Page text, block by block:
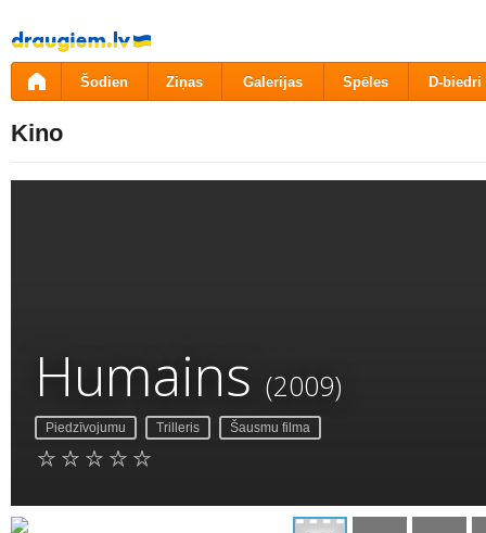
Pāriet
uz
saturu
Šodien Ziņas Galerijas Spēles D-biedri
Kino
Humains (2009)
Piedzīvojumu Trilleris Šausmu filma